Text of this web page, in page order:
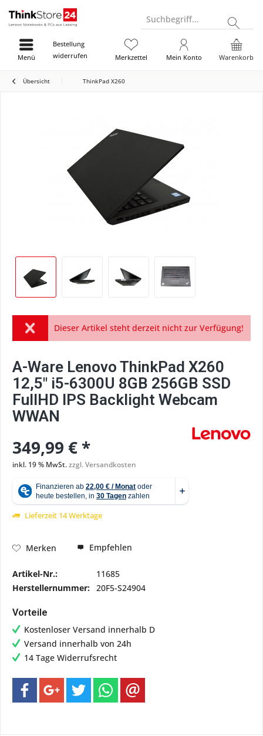
Suchbegriff...
Bestellung
widerrufen
Warenkorb
Merkzettel Mein Konto
Menü
Übersicht ThinkPad X260
Dieser Artikel steht derzeit nicht zur Verfügung!
A-Ware Lenovo ThinkPad X260
12,5" i5-6300U 8GB 256GB SSD
FullHD IPS Backlight Webcam
WWAN
349,99 € *
inkl. 19 % MwSt.zzgl. Versandkosten
Lieferzeit 14 Werktage
Merken Empfehlen
Artikel-Nr.:
11685
Herstellernummer: 20F5-S24904
Vorteile
Kostenloser Versand innerhalb D
Versand innerhalb von 24h
14 Tage Widerrufsrecht